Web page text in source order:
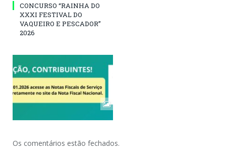
CONCURSO “RAINHA DO
XXXI FESTIVAL DO
VAQUEIRO E PESCADOR”
2026
Os comentários estão fechados.